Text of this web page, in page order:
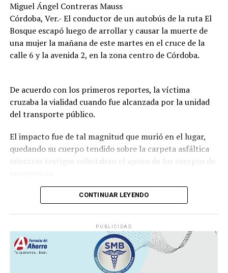
Miguel Ángel Contreras Mauss
Córdoba, Ver.- El conductor de un autobús de la ruta El
Bosque escapó luego de arrollar y causar la muerte de
una mujer la mañana de este martes en el cruce de la
calle 6 y la avenida 2, en la zona centro de Córdoba.
De acuerdo con los primeros reportes, la víctima
cruzaba la vialidad cuando fue alcanzada por la unidad
del transporte público.
El impacto fue de tal magnitud que murió en el lugar,
quedando su cuerpo tendido sobre la carpeta asfáltica
mientras testigos solicitaban el apoyo de los cuerpos de
movilizó a corporaciones de seguridad para tratar de
ubicar tanto al responsable como al vehículo.
CONTINUAR LEYENDO
PUBLICIDAD